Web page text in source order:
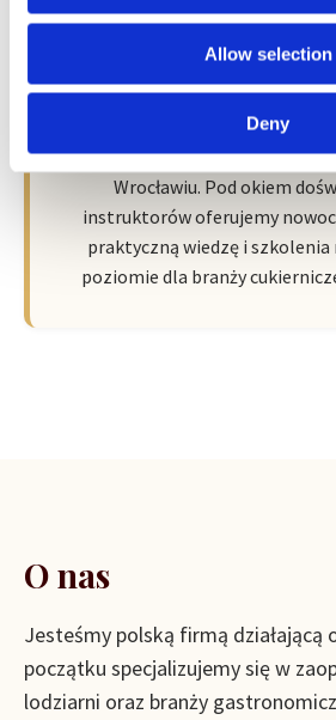
Allow selection
Deny
Wroclaw Academy of
Sempre
Nowa przestrzeń pełna pasji,
Wrocławiu. Pod okiem
instruktorów oferujemy
praktyczną wiedzę i szkolenia
poziomie dla branży
O nas
Jesteśmy polską firmą działającą
początku specjalizujemy się w
lodziarni oraz branży